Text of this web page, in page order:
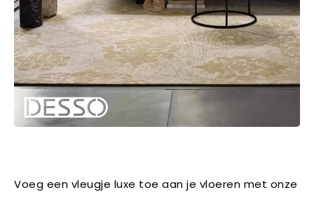
Voeg een vleugje luxe toe aan je vloeren met onze